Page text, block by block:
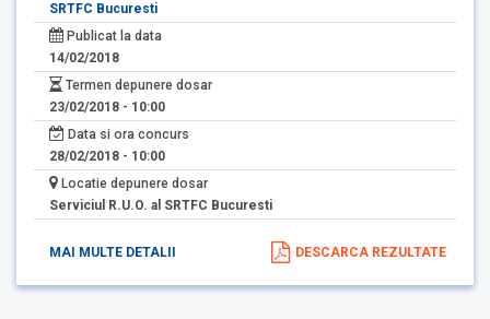
SRTFC Bucuresti
Publicat la data
14/02/2018
Termen depunere dosar
23/02/2018 - 10:00
Data si ora concurs
28/02/2018 - 10:00
Locatie depunere dosar
Serviciul R.U.O. al SRTFC Bucuresti
MAI MULTE DETALII DESCARCA REZULTATE